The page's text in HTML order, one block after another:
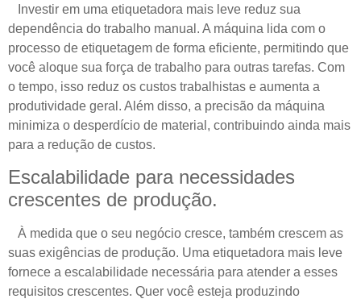
Investir em uma etiquetadora mais leve reduz sua
dependência do trabalho manual. A máquina lida com o
processo de etiquetagem de forma eficiente, permitindo que
você aloque sua força de trabalho para outras tarefas. Com
o tempo, isso reduz os custos trabalhistas e aumenta a
produtividade geral. Além disso, a precisão da máquina
minimiza o desperdício de material, contribuindo ainda mais
para a redução de custos.
Escalabilidade para necessidades
crescentes de produção.
À medida que o seu negócio cresce, também crescem as
suas exigências de produção. Uma etiquetadora mais leve
fornece a escalabilidade necessária para atender a esses
requisitos crescentes. Quer você esteja produzindo